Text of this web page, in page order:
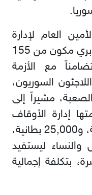
العام لإدارة
الأوقاف، بأنه جرى تسيير جسر بري مكون من 155
مع الأزمة
السوريون،
مشيراً إلى
إدارة الأوقاف
مكونة من 14,000 سلة غذائية، و25,000 بطانية،
والنساء ليستفيد
بتكلفة إجمالية